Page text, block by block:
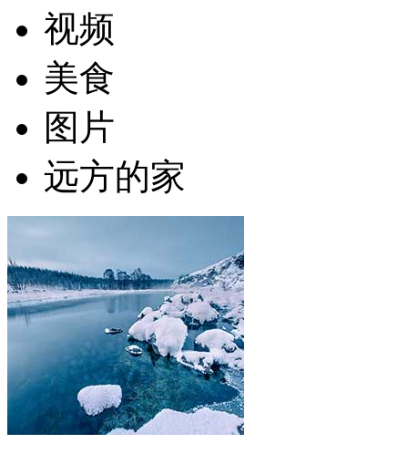
视频
美食
图片
远方的家